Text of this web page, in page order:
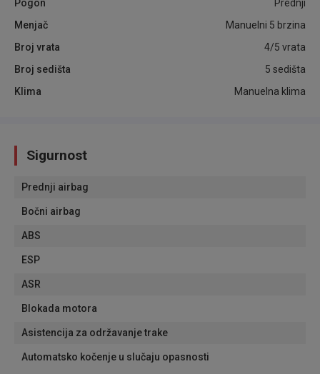
Pogon
Prednji
Menjač
Manuelni 5 brzina
Broj vrata
4/5 vrata
Broj sedišta
5 sedišta
Klima
Manuelna klima
Sigurnost
Prednji airbag
Bočni airbag
ABS
ESP
ASR
Blokada motora
Asistencija za održavanje trake
Automatsko kočenje u slučaju opasnosti